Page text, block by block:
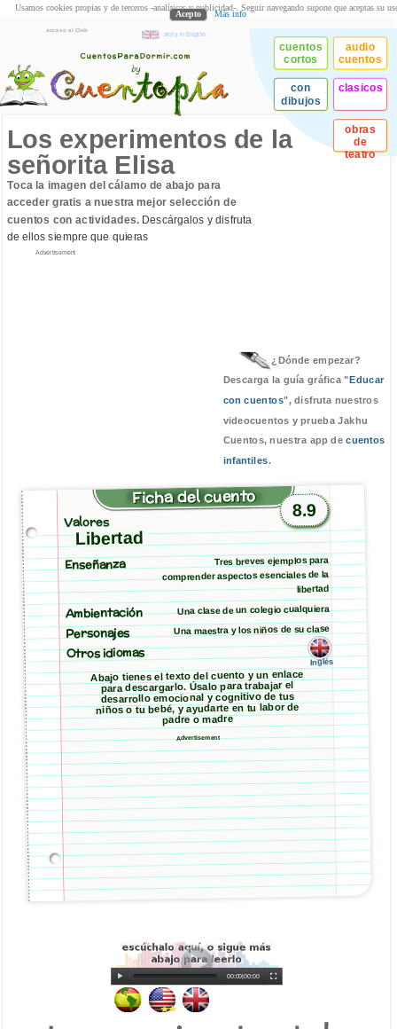
acceso al Club
story in English
cuentos
cortos
audio
cuentos
con
dibujos
clasicos
obras
de
teatro
Los experimentos de la
señorita Elisa
Toca la imagen del cálamo de abajo para
acceder gratis a nuestra mejor selección de
cuentos con actividades.Descárgalos y disfruta
de ellos siempre que quieras
Advertisement
¿Dónde empezar?
Descarga la guía gráfica " Educar
con cuentos", disfruta nuestros
videocuentos y prueba Jakhu
Cuentos, nuestra app decuentos
infantiles.
Ficha del cuento
8.9
Valores
Libertad
Enseñanza Tres breves ejemplos para
comprender aspectos esenciales de la
libertad
Ambientación Una clase de un colegio cualquiera
Personajes Una maestra y los niños de su clase
Otros idiomas
Inglés
Abajo tienes el texto del cuento y un enlace
para descargarlo. Úsalo para trabajar el
desarrollo emocional y cognitivo de tus
niños o tu bebé, y ayudarte en tu labor de
padre o madre
Advertisement
00:00|00:00
Usamos cookies propias y de terceros -analíticas y publicidad-. Seguir navegando supone que aceptas su
Acepto Más info